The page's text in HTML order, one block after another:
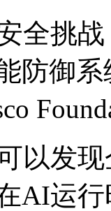
挑战
防御系
以发现
在AI运